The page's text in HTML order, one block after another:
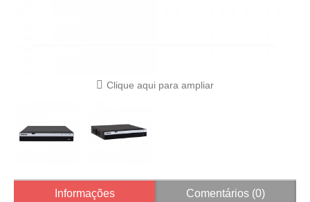
Clique aqui para ampliar
Informações Comentários (0)